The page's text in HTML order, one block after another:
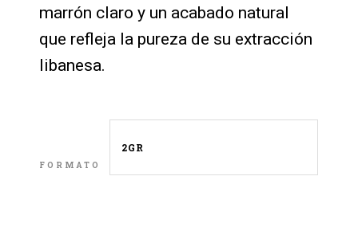
marrón claro y un acabado natural
que refleja la pureza de su extracción
libanesa.
FORMATO